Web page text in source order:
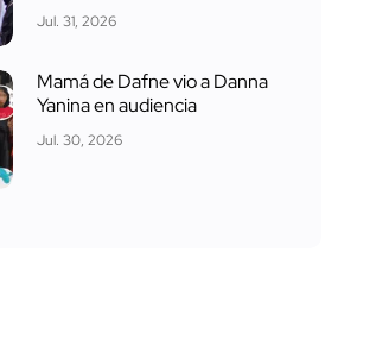
Jul. 31, 2026
Mamá de Dafne vio a Danna
Yanina en audiencia
Jul. 30, 2026